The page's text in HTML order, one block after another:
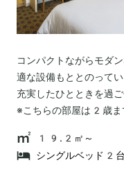
コンパクトながらモダ
適な設備もととのって
充実したひとときを過ご
※こちらの部屋は2歳ま
19.2㎡～
シングルベッド2